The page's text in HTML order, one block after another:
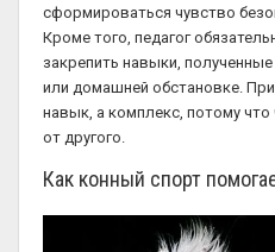
сформироваться чувство
Кроме того, педагог
закрепить навыки,
или домашней обстановке.
навык, а комплекс, потому
от другого.
Как конный спорт